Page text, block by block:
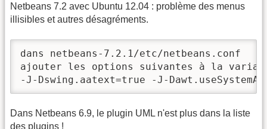
Netbeans 7.2 avec Ubuntu 12.04 : problème des menus
illisibles et autres désagréments.
dans netbeans-7.2.1/etc/netbeans.conf
ajouter les options suivantes à la
-J-Dswing.aatext=true -J-
Dans Netbeans 6.9, le plugin UML n'est plus dans la liste
des plugins !